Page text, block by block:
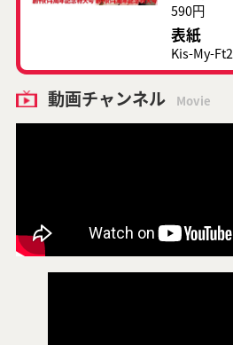
590円
表紙
Kis-My-Ft2
動画チャンネル Movie